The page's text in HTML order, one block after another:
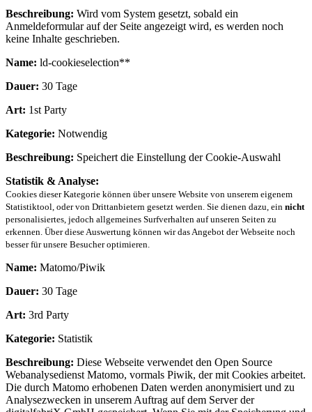
Beschreibung: Wird vom System gesetzt, sobald ein
Anmeldeformular auf der Seite angezeigt wird, es werden noch
keine Inhalte geschrieben.
Name: ld-cookieselection**
Dauer: 30 Tage
Art: 1st Party
Kategorie: Notwendig
Beschreibung: Speichert die Einstellung der Cookie-Auswahl
Statistik & Analyse:
Cookies dieser Kategorie können über unsere Website von unserem eigenem
Statistiktool, oder von Drittanbietern gesetzt werden. Sie dienen dazu, ein nicht
personalisiertes, jedoch allgemeines Surfverhalten auf unseren Seiten zu
erkennen. Über diese Auswertung können wir das Angebot der Webseite noch
besser für unsere Besucher optimieren.
Name: Matomo/Piwik
Dauer: 30 Tage
Art: 3rd Party
Kategorie: Statistik
Beschreibung: Diese Webseite verwendet den Open Source
Webanalysedienst Matomo, vormals Piwik, der mit Cookies arbeitet.
Die durch Matomo erhobenen Daten werden anonymisiert und zu
Analysezwecken in unserem Auftrag auf dem Server der